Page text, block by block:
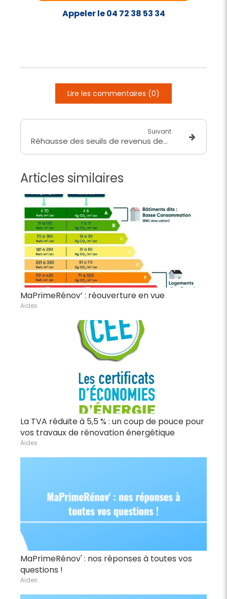
Appeler le 04 72 38 53 34
Lire les commentaires (0)
Suivant
Réhausse des seuils de revenus des ménages de 2.6 %
Articles similaires
MaPrimeRénov’ : réouverture en vue
Aides
La TVA réduite à 5,5 % : un coup de pouce pour
vos travaux de rénovation énergétique
Aides
MaPrimeRénov' : nos réponses à toutes vos
questions !
Aides